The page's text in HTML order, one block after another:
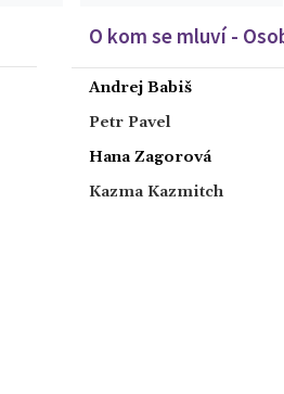
O kom se mluví -
Andrej Babiš
Petr Pavel
Hana Zagorová
Kazma Kazmitch